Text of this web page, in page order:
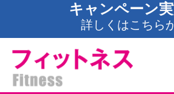
キャンペーン
詳しくはこちら